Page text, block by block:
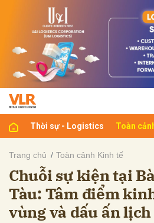
Thời sự - Logistics Toàn
Trang chủ Toàn cảnh Kinh tế
Chuỗi sự kiện tại
Tàu: Tâm điểm
vùng và dấu ấn lịch
luận